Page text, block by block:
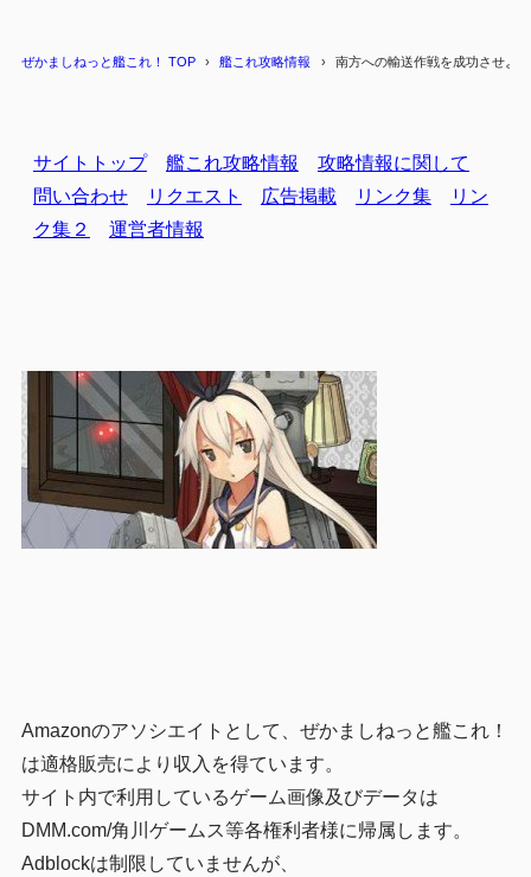
ぜかましねっと艦これ！ TOP 艦これ攻略情報 南方への輸送作戦を成功させよ
サイトトップ 艦これ攻略情報
攻略情報に関して
問い合わせ
リクエスト 広告掲載 リンク集
リン
ク集２
運営者情報
Amazonのアソシエイトとして、ぜかましねっと艦これ！
は適格販売により収入を得ています。
サイト内で利用しているゲーム画像及びデータは
DMM.com/角川ゲームス等各権利者様に帰属します。
Adblockは制限していませんが、